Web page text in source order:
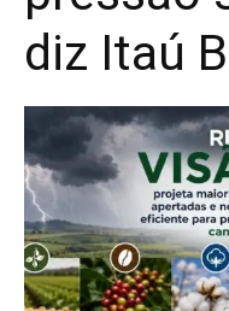
diz Itaú